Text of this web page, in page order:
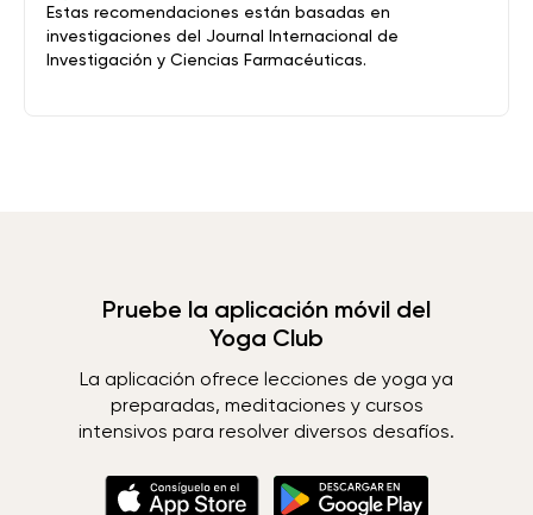
Estas recomendaciones están basadas en
investigaciones del Journal Internacional de
Investigación y Ciencias Farmacéuticas.
Pruebe la aplicación móvil del
Yoga Club
La aplicación ofrece lecciones de yoga ya
preparadas, meditaciones y cursos
intensivos para resolver diversos desafíos.